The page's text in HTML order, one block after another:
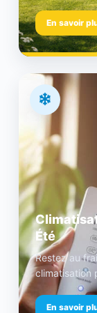
En savoir
Été
Restez au
climatisation
En savoir